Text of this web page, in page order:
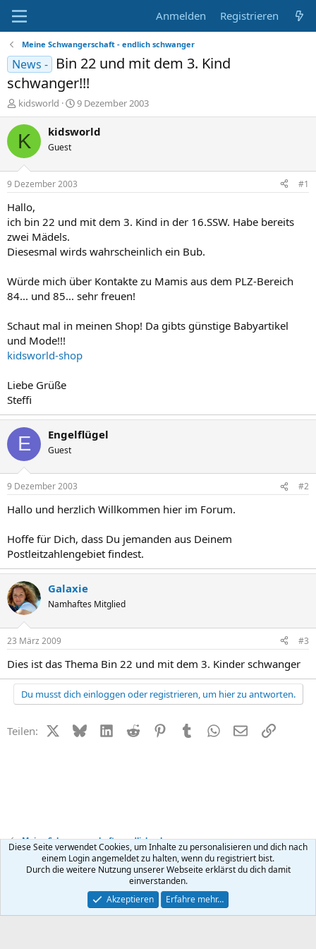
Anmelden Registrieren
Meine Schwangerschaft - endlich schwanger
News -
Bin 22 und mit dem 3. Kind
schwanger!!!
E
r
s
l
e
r
kidsworld
E
r
s
l
t
9 Dezember 2003
K kidsworld
Guest
9 Dezember 2003 #1
Hallo,
ich bin 22 und mit dem 3. Kind in der 16.SSW. Habe bereits
zwei Mädels.
Diesesmal wirds wahrscheinlich ein Bub.
Würde mich über Kontakte zu Mamis aus dem PLZ-Bereich
84... und 85... sehr freuen!
Schaut mal in meinen Shop! Da gibts günstige Babyartikel
und Mode!!!
kidsworld-shop
Liebe Grüße
Steffi
E Engelflügel
Guest
9 Dezember 2003 #2
Hallo und herzlich Willkommen hier im Forum.
Hoffe für Dich, dass Du jemanden aus Deinem
Postleitzahlengebiet findest.
Galaxie
Namhaftes Mitglied
23 März 2009 #3
Dies ist das Thema Bin 22 und mit dem 3. Kinder schwanger
Du musst dich einloggen oder registrieren, um hier zu antworten.
Teilen: X (Twitter)
BlueskyLinkedIn
Reddit PinterestTumblr WhatsApp
E-MailLink
Meine Schwangerschaft - endlich schwanger
Kontakt Nutzungsbedingungen Datenschutz Hilfe
R
Community platform by XenForo ® © 2010-2026 XenForo Ltd.
Diese Seite verwendet Cookies, um Inhalte zu personalisieren und dich nach
einem Login angemeldet zu halten, wenn du registriert bist.
Durch die weitere Nutzung unserer Webseite erklärst du dich damit
einverstanden.
Akzeptieren
Erfahre mehr…